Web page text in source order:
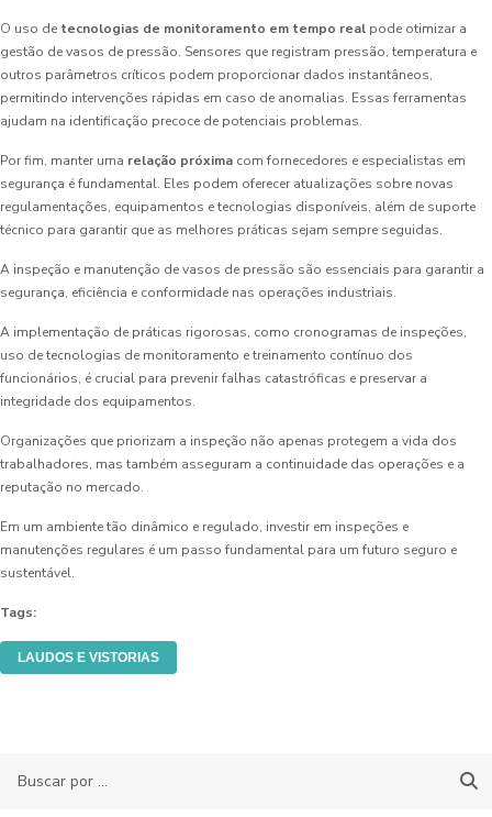
O uso de tecnologias de monitoramento em tempo real pode otimizar a
gestão de vasos de pressão. Sensores que registram pressão, temperatura e
outros parâmetros críticos podem proporcionar dados instantâneos,
permitindo intervenções rápidas em caso de anomalias. Essas ferramentas
ajudam na identificação precoce de potenciais problemas.
Por fim, manter uma relação próxima com fornecedores e especialistas em
segurança é fundamental. Eles podem oferecer atualizações sobre novas
regulamentações, equipamentos e tecnologias disponíveis, além de suporte
técnico para garantir que as melhores práticas sejam sempre seguidas.
A inspeção e manutenção de vasos de pressão são essenciais para garantir a
segurança, eficiência e conformidade nas operações industriais.
A implementação de práticas rigorosas, como cronogramas de inspeções,
uso de tecnologias de monitoramento e treinamento contínuo dos
funcionários, é crucial para prevenir falhas catastróficas e preservar a
integridade dos equipamentos.
Organizações que priorizam a inspeção não apenas protegem a vida dos
trabalhadores, mas também asseguram a continuidade das operações e a
reputação no mercado.
Em um ambiente tão dinâmico e regulado, investir em inspeções e
manutenções regulares é um passo fundamental para um futuro seguro e
sustentável.
Tags:
LAUDOS E VISTORIAS